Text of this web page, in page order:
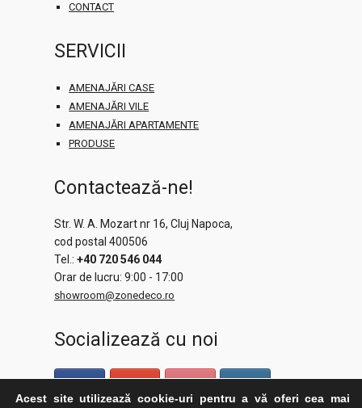
CONTACT
SERVICII
AMENAJĂRI CASE
AMENAJĂRI VILE
AMENAJĂRI APARTAMENTE
PRODUSE
Contactează-ne!
Str. W. A. Mozart nr 16, Cluj Napoca,
cod postal 400506
Tel.:+40 720 546 044
Orar de lucru: 9:00 - 17:00
showroom@zonedeco.ro
Socializează cu noi
Acest site utilizează cookie-uri pentru a vă oferi cea mai